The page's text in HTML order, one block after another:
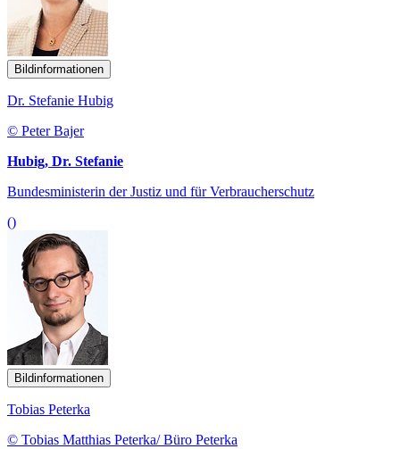
Bildinformationen
Dr. Stefanie Hubig
© Peter Bajer
Hubig, Dr. Stefanie
Bundesministerin der Justiz und für Verbraucherschutz
()
Bildinformationen
Tobias Peterka
© Tobias Matthias Peterka/ Büro Peterka